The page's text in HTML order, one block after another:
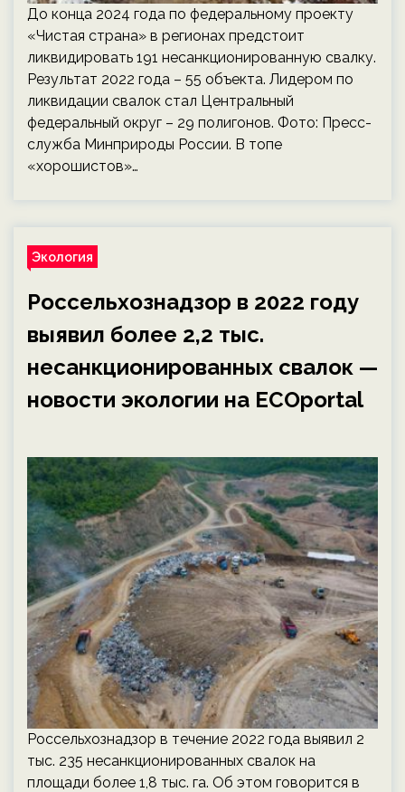
До конца 2024 года по федеральному проекту
«Чистая страна» в регионах предстоит
ликвидировать 191 несанкционированную свалку.
Результат 2022 года – 55 объекта. Лидером по
ликвидации свалок стал Центральный
федеральный округ – 29 полигонов. Фото: Пресс-
служба Минприроды России. В топе
«хорошистов»…
Экология
Россельхознадзор в 2022 году
выявил более 2,2 тыс.
несанкционированных свалок —
новости экологии на ECOportal
Россельхознадзор в течение 2022 года выявил 2
тыс. 235 несанкционированных свалок на
площади более 1,8 тыс. га. Об этом говорится в